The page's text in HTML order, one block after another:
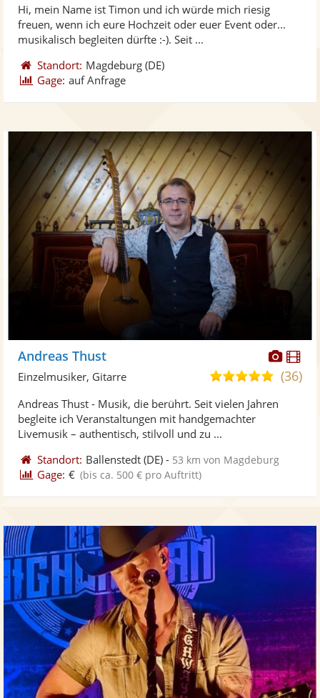
Hi, mein Name ist Timon und ich würde mich riesig
freuen, wenn ich eure Hochzeit oder euer Event oder...
musikalisch begleiten dürfte :-). Seit ...
Standort: Magdeburg (DE)
Gage: auf Anfrage
Andreas Thust
4,9
5
(36)
Einzelmusiker, Gitarre
Andreas Thust - Musik, die berührt. Seit vielen Jahren
begleite ich Veranstaltungen mit handgemachter
Livemusik – authentisch, stilvoll und zu ...
Standort: Ballenstedt (DE) - 53 km von Magdeburg
Gage: € (bis ca. 500 € pro Auftritt)